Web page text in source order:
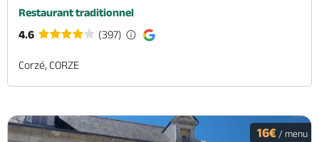
Restaurant traditionnel
4.6
(397)
Corzé, CORZE
16€ / menu